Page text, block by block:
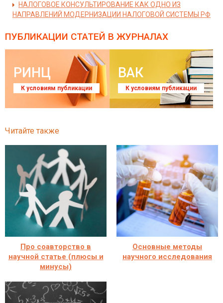
НАЛОГОВОЕ КОНСУЛЬТИРОВАНИЕ КАК ОДНО ИЗ
НАПРАВЛЕНИЙ МОДЕРНИЗАЦИИ НАЛОГОВОЙ СИСТЕМЫ РФ
ПУБЛИКАЦИИ СТАТЕЙ В ЖУРНАЛАХ
РИНЦ
К условиям публикации
ВАК
К условиям публикации
Читайте также
Про соавторство в
научной статье (плюсы и
минусы)
Основные методы
научного исследования